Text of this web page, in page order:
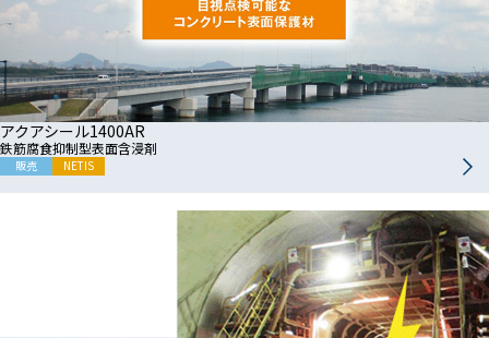
アクアシール1400AR
鉄筋腐食抑制型表面含浸剤
販売 NETIS